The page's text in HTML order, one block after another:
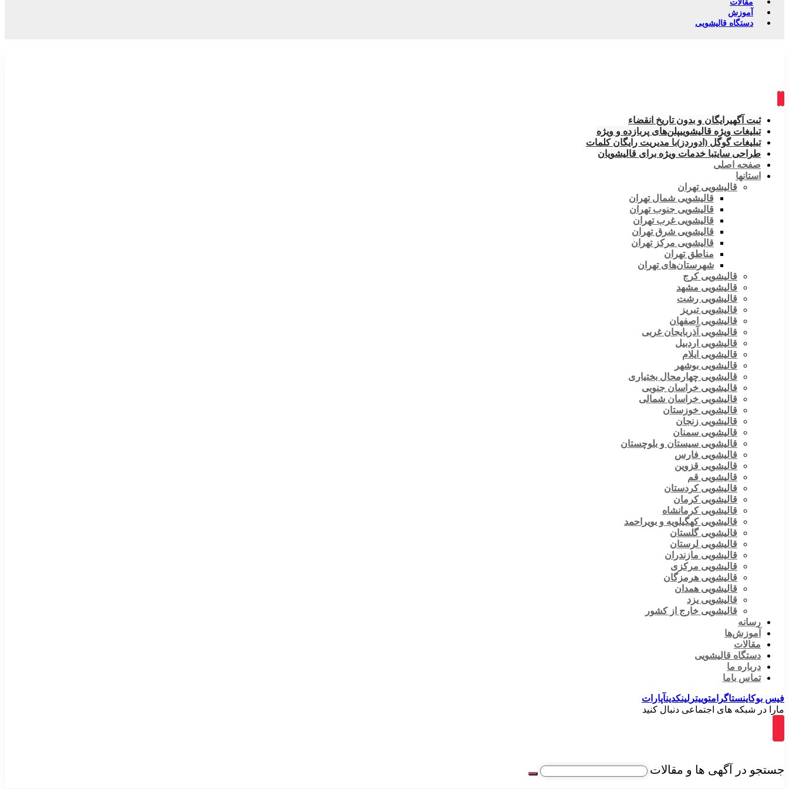
مقالات
آموزش
دستگاه قالیشویی
ثبت آگهیرایگان و بدون تاریخ انقضاء
تبلیغات ویژه قالیشوییپلن‌های پربازده و ویژه
تبلیغات گوگل (ادوردز)با مدیریت رایگان کلمات
طراحی سایتبا خدمات ویژه برای قالیشویان
صفحه اصلی
استانها
قالیشویی تهران
قالیشویی شمال تهران
قالیشویی جنوب تهران
قالیشویی غرب تهران
قالیشویی شرق تهران
قالیشویی مرکز تهران
مناطق تهران
شهرستان‌های تهران
قالیشویی کرج
قالیشویی مشهد
قالیشویی رشت
قالیشویی تبریز
قالیشویی اصفهان
قالیشویی آذربایجان غربی
قالیشویی اردبیل
قالیشویی ایلام
قالیشویی بوشهر
قالیشویی چهارمحال بختیاری
قالیشویی خراسان جنوبی
قالیشویی خراسان شمالی
قالیشویی خوزستان
قالیشویی زنجان
قالیشویی سمنان
قالیشویی سیستان و بلوچستان
قالیشویی فارس
قالیشویی قزوین
قالیشویی قم
قالیشویی کردستان
قالیشویی کرمان
قالیشویی کرمانشاه
قالیشویی کهگیلویه و بویراحمد
قالیشویی گلستان
قالیشویی لرستان
قالیشویی مازندران
قالیشویی مرکزی
قالیشویی هرمزگان
قالیشویی همدان
قالیشویی یزد
قالیشویی خارج از کشور
رسانه
آموزش‌ها
مقالات
دستگاه قالیشویی
درباره ما
تماس باما
فیس بوکاینستاگرامتوییتر لینکدینآپارات
مارا در شبکه های اجتماعی دنبال کنید
جستجو در آگهی ها و مقالات